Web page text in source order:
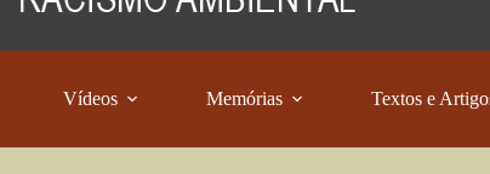
Vídeos Memórias Textos e